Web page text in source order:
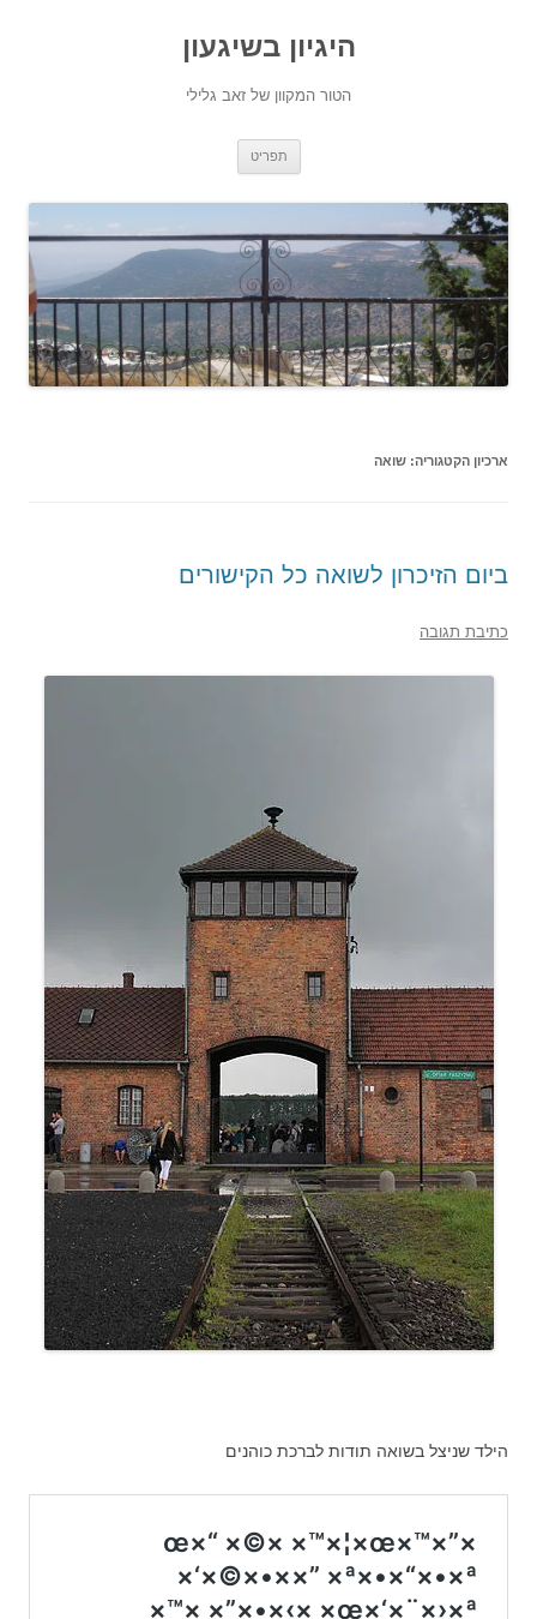
היגיון בשיגעון
הטור המקוון של זאב גלילי
תפריט
לתוכן
ארכיון הקטגוריה:שואה
ביום הזיכרון לשואה כל הקישורים
כתיבת תגובה
הילד שניצל בשואה תודות לברכת כוהנים